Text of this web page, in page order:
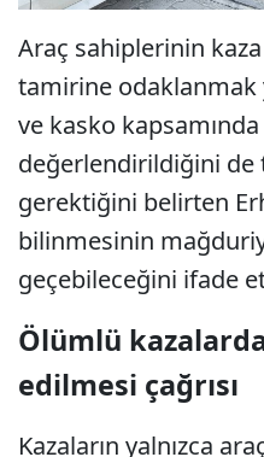
Araç sahiplerinin kaza
tamirine odaklanmak
ve kasko kapsamında
değerlendirildiğini de
gerektiğini belirten
bilinmesinin
geçebileceğini ifade
Ölümlü
edilmesi çağrısı
Kazaların yalnızca